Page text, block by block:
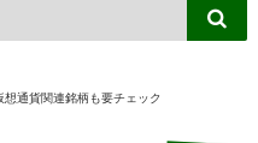
通貨関連銘柄も要チェック